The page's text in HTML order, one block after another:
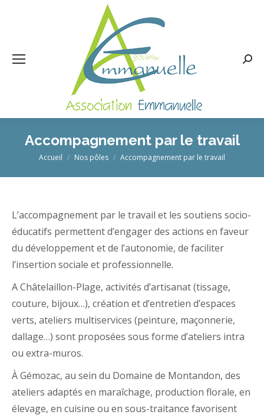
Accompagnement par le travail
Vous êtes ici :
Accueil Nos pôles Accompagnement par le travail
L’accompagnement par le travail et les soutiens socio-
éducatifs permettent d’engager des actions en faveur
du développement et de l’autonomie, de faciliter
l’insertion sociale et professionnelle.
A Châtelaillon-Plage, activités d’artisanat (tissage,
couture, bijoux…), création et d’entretien d’espaces
verts, ateliers multiservices (peinture, maçonnerie,
dallage…) sont proposées sous forme d’ateliers intra
ou extra-muros.
À Gémozac, au sein du Domaine de Montandon, des
ateliers adaptés en maraîchage, production florale, en
élevage, en cuisine ou en sous-traitance favorisent